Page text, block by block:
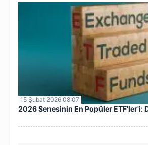
15 Şubat 2026 08:07
2026 Senesinin En Popüler ETF'ler'i: